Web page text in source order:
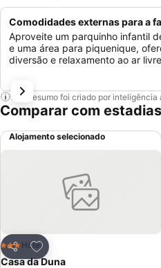
Comodidades externas para a
Aproveite um parquinho infantil
e uma área para piquenique,
diversão e relaxamento ao ar
Este resumo foi criado por
Comparar com
Alojamento selecionado
Partilhar
Adicionar aos favoritos
3 Estrelas
Hotel
Casa da Duna